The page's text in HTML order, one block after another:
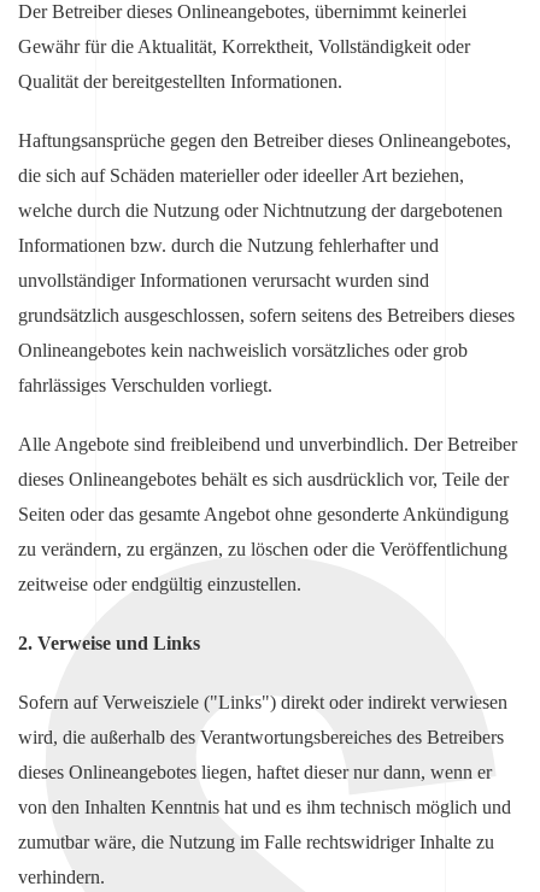
Der Betreiber dieses Onlineangebotes, übernimmt keinerlei
Gewähr für die Aktualität, Korrektheit, Vollständigkeit oder
Qualität der bereitgestellten Informationen.
Haftungsansprüche gegen den Betreiber dieses Onlineangebotes,
die sich auf Schäden materieller oder ideeller Art beziehen,
welche durch die Nutzung oder Nichtnutzung der dargebotenen
Informationen bzw. durch die Nutzung fehlerhafter und
unvollständiger Informationen verursacht wurden sind
grundsätzlich ausgeschlossen, sofern seitens des Betreibers dieses
Onlineangebotes kein nachweislich vorsätzliches oder grob
fahrlässiges Verschulden vorliegt.
Alle Angebote sind freibleibend und unverbindlich. Der Betreiber
dieses Onlineangebotes behält es sich ausdrücklich vor, Teile der
Seiten oder das gesamte Angebot ohne gesonderte Ankündigung
zu verändern, zu ergänzen, zu löschen oder die Veröffentlichung
zeitweise oder endgültig einzustellen.
2. Verweise und Links
Sofern auf Verweisziele ("Links") direkt oder indirekt verwiesen
wird, die außerhalb des Verantwortungsbereiches des Betreibers
dieses Onlineangebotes liegen, haftet dieser nur dann, wenn er
von den Inhalten Kenntnis hat und es ihm technisch möglich und
zumutbar wäre, die Nutzung im Falle rechtswidriger Inhalte zu
verhindern.